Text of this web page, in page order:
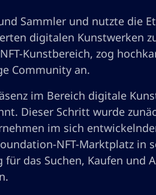
Sammler und nutzte die
digitalen Kunstwerken
Kunstbereich, zog
Community an.
im Bereich digitale
Dieser Schritt wurde
im sich
NFT-Marktplatz in
das Suchen, Kaufen und